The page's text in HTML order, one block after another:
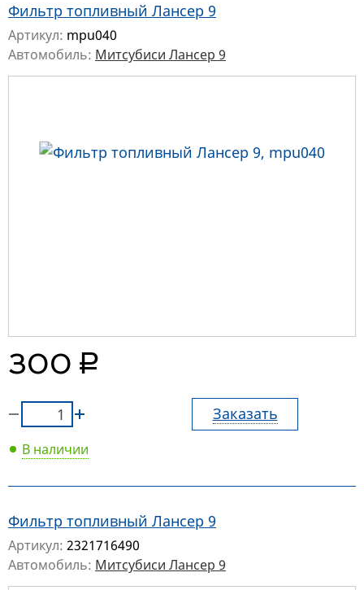
Фильтр топливный Лансер 9
Артикул: mpu040
Автомобиль: Митсубиси Лансер 9
300 руб.
Заказать
В наличии
Фильтр топливный Лансер 9
Артикул: 2321716490
Автомобиль: Митсубиси Лансер 9